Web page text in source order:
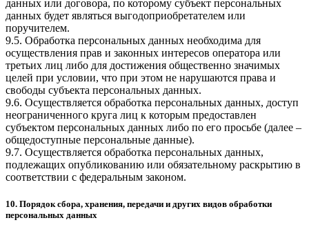
данных или договора, по которому субъект персональных
данных будет являться выгодоприобретателем или
поручителем.
9.5. Обработка персональных данных необходима для
осуществления прав и законных интересов оператора или
третьих лиц либо для достижения общественно значимых
целей при условии, что при этом не нарушаются права и
свободы субъекта персональных данных.
9.6. Осуществляется обработка персональных данных, доступ
неограниченного круга лиц к которым предоставлен
субъектом персональных данных либо по его просьбе (далее –
общедоступные персональные данные).
9.7. Осуществляется обработка персональных данных,
подлежащих опубликованию или обязательному раскрытию в
соответствии с федеральным законом.
10. Порядок сбора, хранения, передачи и других видов обработки
персональных данных